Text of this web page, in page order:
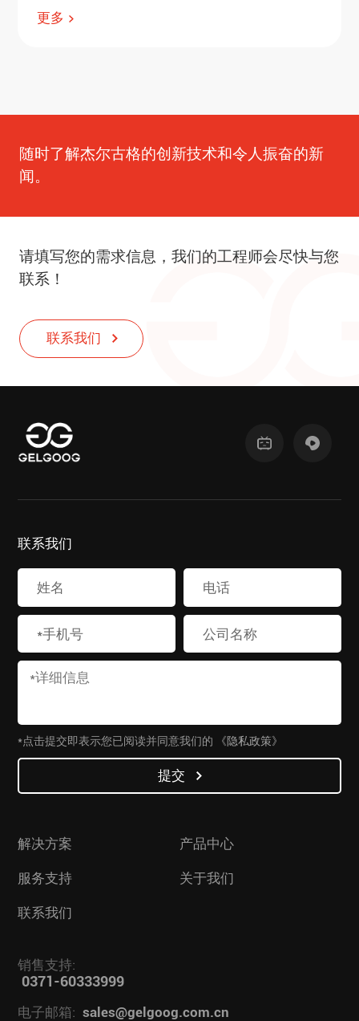
和气泡的作用下，有效分离蔬菜表面附着的杂
更多
随时了解杰尔古格的创新技术和令人振奋的新
闻。
请填写您的需求信息，我们的工程师会尽快与您
联系！
联系我们
联系我们
*点击提交即表示您已阅读并同意我们的 《隐私政策》
提交
解决方案 产品中心
服务支持 关于我们
联系我们
销售支持:
0371-60333999
电子邮箱: sales@gelgoog.com.cn